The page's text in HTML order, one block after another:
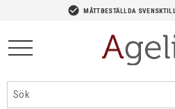
check_circle MÅTTBESTÄLLDA